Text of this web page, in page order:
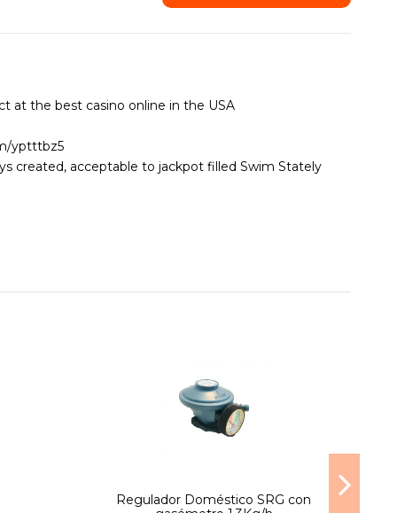
at the best casino online in the USA
yptttbz5
created, acceptable to jackpot filled Swim Stately
Regulador Doméstico SRG con